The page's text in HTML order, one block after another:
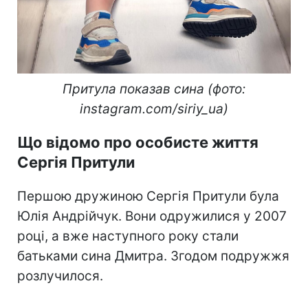
Притула показав сина (фото:
instagram.com/siriy_ua)
Що відомо про особисте життя
Сергія Притули
Першою дружиною Сергія Притули була
Юлія Андрійчук. Вони одружилися у 2007
році, а вже наступного року стали
батьками сина Дмитра. Згодом подружжя
розлучилося.